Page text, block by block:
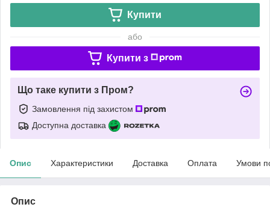
Купити
або
Купити з
Що таке купити з Пром?
Замовлення під захистом
Доступна доставка
Опис Характеристики Доставка Оплата Умови
Опис